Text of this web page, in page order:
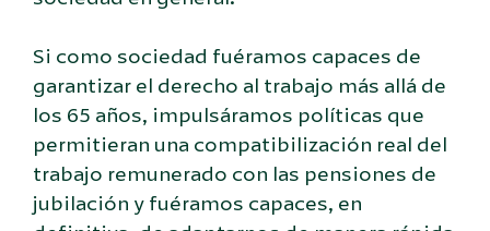
Si como sociedad fuéramos capaces de
garantizar el derecho al trabajo más allá de
los 65 años, impulsáramos políticas que
permitieran una compatibilización real del
trabajo remunerado con las pensiones de
jubilación y fuéramos capaces, en